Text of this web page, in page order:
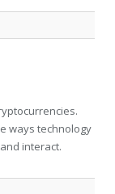
ways technology
interact.